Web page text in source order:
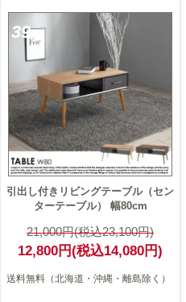
39
引出し付きリビングテーブル（セン
ターテーブル） 幅80cm
21,000円(税込23,100円)
12,800円(税込14,080円)
送料無料（北海道・沖縄・離島除く）